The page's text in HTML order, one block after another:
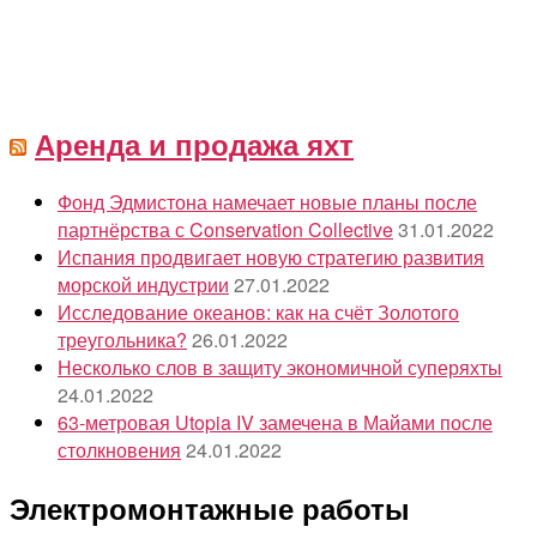
Аренда и продажа яхт
Фонд Эдмистона намечает новые планы после
партнёрства с Conservation Collective31.01.2022
Испания продвигает новую стратегию развития
морской индустрии 27.01.2022
Исследование океанов: как на счёт Золотого
треугольника? 26.01.2022
Несколько слов в защиту экономичной суперяхты
24.01.2022
63-метровая Utopia IV замечена в Майами после
столкновения 24.01.2022
Электромонтажные работы